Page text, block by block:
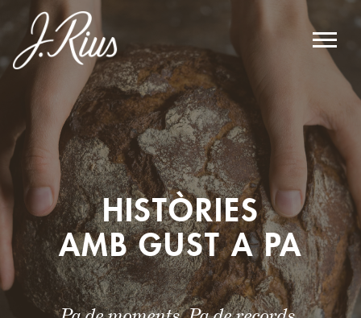
Main Navigation
HISTÒRIES
AMB GUST A PA